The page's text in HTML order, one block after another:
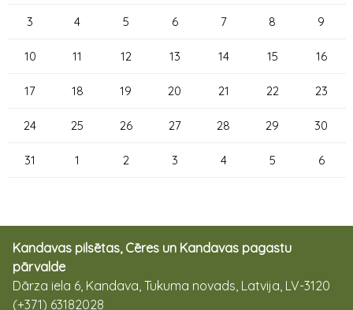
3 4 5 6 7 8 9
10 11 12 13 14 15 16
17 18 19 20 21 22 23
24 25 26 27 28 29 30
31 1 2 3 4 5 6
Kandavas pilsētas, Cēres un Kandavas pagastu
pārvalde
Dārza iela 6, Kandava, Tukuma novads, Latvija, LV-3120
(+371) 63182028